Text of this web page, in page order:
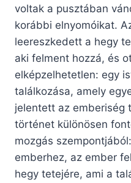
voltak a pusztában
korábbi elnyomóikat.
leereszkedett a hegy
aki felment hozzá, és
elképzelhetetlen: egy
találkozása, amely
jelentett az emberiség
történet különösen
mozgás
emberhez, az ember
hegy tetejére, ami a